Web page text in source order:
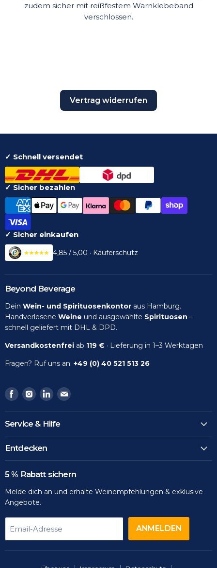
zudem sicher mit reißfestem Warnklebeband
verschlossen.
Vertrag widerrufen
✓ Schnell versendet
✓ Sicher bezahlen
✓ Sicher einkaufen
4,85 / 5,00 · Käuferschutz
Beyond Beverage
Dein Wein- und Spirituosenkontor aus Hamburg.
Handverlesene Weine und ausgewählte Spirituosen –
schnell geliefert mit DHL & DPD.
Versandkostenfrei ab 119 € · Lieferung in 1–3 Werktagen
Fragen? Ruf uns an: +49 (0) 40 521 513 26
Finden
Sie
uns
auf
Facebook
Finden
Sie
uns
auf
Instagram
Finden
Sie
uns
auf
LinkedIn
Finden
uns
Email
Service & Hilfe
Entdecken
5 % Rabatt sichern
Melde dich an und erhalte Weinempfehlungen & exklusive
Angebote.
Email-Adresse ANMELDEN